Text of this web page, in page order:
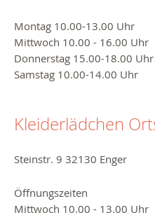
Montag 10.00-13.00 Uhr
Mittwoch 10.00 - 16.00 Uhr
Donnerstag 15.00-18.00 Uhr
Samstag 10.00-14.00 Uhr
Kleiderlädchen
Steinstr. 9 32130 Enger
Öffnungszeiten
Mittwoch 10.00 - 13.00 Uhr